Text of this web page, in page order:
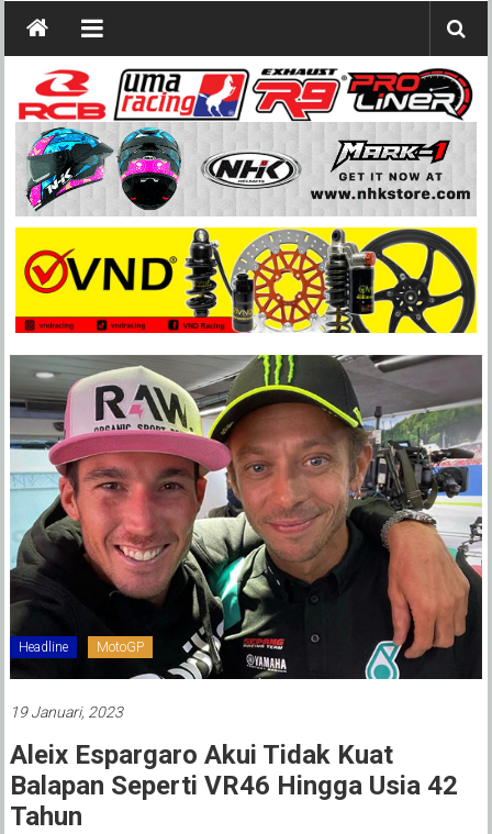
Headline MotoGP
19 Januari, 2023
Aleix Espargaro Akui Tidak Kuat
Balapan Seperti VR46 Hingga Usia 42
Tahun